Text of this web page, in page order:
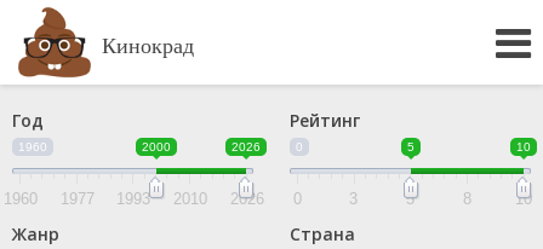
Кинокрад
Год
1960 2000 2026
1960 1977 1993 2010 2026
Рейтинг
0 5 10
0 3 5 8 10
Жанр Страна